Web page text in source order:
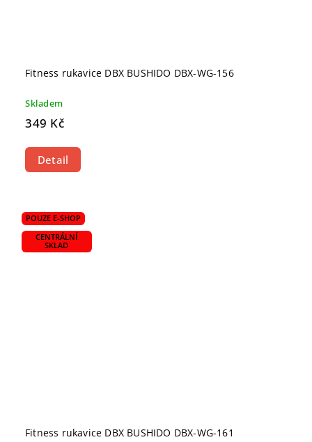
Fitness rukavice DBX BUSHIDO DBX-WG-156
Skladem
349 Kč
Detail
POUZE E-SHOP
CENTRÁLNÍ
SKLAD
Fitness rukavice DBX BUSHIDO DBX-WG-161